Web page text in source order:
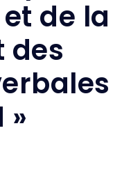
de la
des
»